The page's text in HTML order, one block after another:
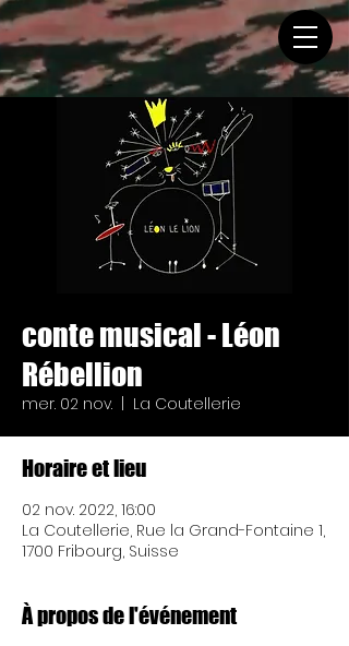
conte musical - Léon
Rébellion
mer. 02 nov. La Coutellerie
Horaire et lieu
02 nov. 2022, 16:00
La Coutellerie, Rue la Grand-Fontaine 1,
1700 Fribourg, Suisse
À propos de l'événement